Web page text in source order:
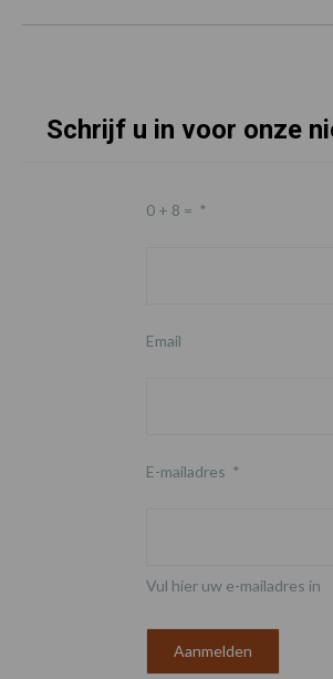
Schrijf u in voor onze
0 + 8 = *
Email
E-mailadres *
Vul hier uw e-mailadres in